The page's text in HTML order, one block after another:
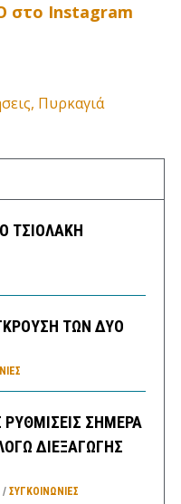
στο Instagram
, Πυρκαγιά
ΤΣΙΟΛΑΚΗ
ΤΩΝ ΔΥΟ
ΣΗΜΕΡΑ
ΔΙΕΞΑΓΩΓΗΣ
/ ΣΥΓΚΟΙΝΩΝΊΕΣ